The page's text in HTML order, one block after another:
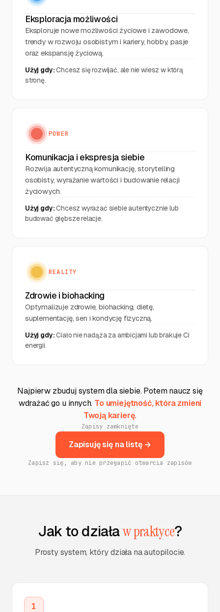
Eksploracja możliwości
Eksploruje nowe możliwości życiowe i zawodowe,
trendy w rozwoju osobistym i kariery, hobby, pasje
oraz ekspansję życiową.
Użyj gdy:Chcesz się rozwijać, ale nie wiesz w którą
stronę.
POWER
Komunikacja i ekspresja siebie
Rozwija autentyczną komunikację, storytelling
osobisty, wyrażanie wartości i budowanie relacji
życiowych.
Użyj gdy:Chcesz wyrażać siebie autentycznie lub
budować głębsze relacje.
REALITY
Zdrowie i biohacking
Optymalizuje zdrowie, biohacking, dietę,
suplementację, sen i kondycję fizyczną.
Użyj gdy:Ciało nie nadąża za ambicjami lub brakuje Ci
energii.
Najpierw zbuduj system dla siebie. Potem naucz się
wdrażać go u innych. To umiejętność, która zmieni
Twoją karierę.
Zapisy zamknięte
Zapisuję się na listę →
Zapisz się, aby nie przegapić otwarcia zapisów
Jak to działaw praktyce?
Prosty system, który działa na autopilocie.
1